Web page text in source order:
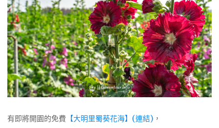
有即將開園的免費 【大明里蜀葵花海】(連結) ，